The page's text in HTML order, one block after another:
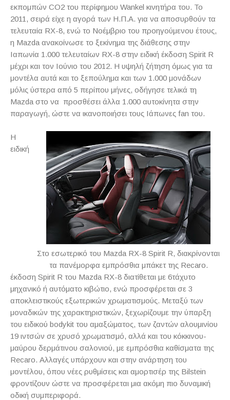
εκπομπών CO2 του περίφημου Wankel κινητήρα του. Το
2011, σειρά είχε η αγορά των Η.Π.Α. για να αποσυρθούν τα
τελευταία RX-8, ενώ το Νοέμβριο του προηγούμενου έτους,
η Mazda ανακοίνωσε το ξεκίνημα της διάθεσης στην
Ιαπωνία 1.000 τελευταίων RX-8 στην ειδική έκδοση Spirit R
μέχρι και τον Ιούνιο του 2012. Η υψηλή ζήτηση όμως για τα
μοντέλα αυτά και το ξεπούλημα και των 1.000 μονάδων
μόλις ύστερα από 5 περίπου μήνες, οδήγησε τελικά τη
Mazda στο να προσθέσει άλλα 1.000 αυτοκίνητα στην
παραγωγή, ώστε να ικανοποιήσει τους Ιάπωνες fan του.
Στο εσωτερικό του Mazda RX-8 Spirit R, διακρίνονται
τα πανέμορφα εμπρόσθια μπάκετ της Recaro.
Η
ειδική
έκδοση Spirit R του Mazda RX-8 διατίθεται με 6τάχυτο
μηχανικό ή αυτόματο κιβώτιο, ενώ προσφέρεται σε 3
αποκλειστικούς εξωτερικών χρωματισμούς. Μεταξύ των
μοναδικών της χαρακτηριστικών, ξεχωρίζουμε την ύπαρξη
του ειδικού bodykit του αμαξώματος, των ζαντών αλουμινίου
19 ιντσών σε χρυσό χρωματισμό, αλλά και του κόκκινου-
μαύρου δερμάτινου σαλονιού, με εμπρόσθια καθίσματα της
Recaro. Αλλαγές υπάρχουν και στην ανάρτηση του
μοντέλου, όπου νέες ρυθμίσεις και αμορτισέρ της Bilstein
φροντίζουν ώστε να προσφέρεται μια ακόμη πιο δυναμική
οδική συμπεριφορά.